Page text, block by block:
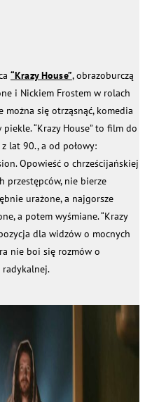
“Krazy House”, obrazoburczą
i Nickiem Frostem w rolach
można się otrząsnąć, komedia
“Krazy House” to film do
lat 90., a od połowy:
Opowieść o chrześcijańskiej
przestępców, nie bierze
urażone, a najgorsze
a potem wyśmiane. “Krazy
dla widzów o mocnych
nie boi się rozmów o
radykalnej.